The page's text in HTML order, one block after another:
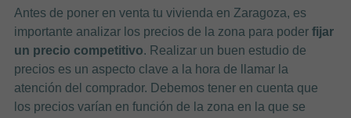
Antes de poner en venta tu vivienda en Zaragoza, es
importante analizar los precios de la zona para poder fijar
un precio competitivo. Realizar un buen estudio de
precios es un aspecto clave a la hora de llamar la
atención del comprador. Debemos tener en cuenta que
los precios varían en función de la zona en la que se